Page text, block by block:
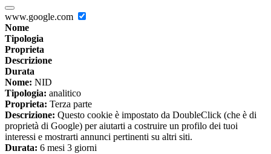
www.google.com
Nome
Tipologia
Proprieta
Descrizione
Durata
Nome: NID
Tipologia: analitico
Proprieta: Terza parte
Descrizione: Questo cookie è impostato da DoubleClick (che è di
proprietà di Google) per aiutarti a costruire un profilo dei tuoi
interessi e mostrarti annunci pertinenti su altri siti.
Durata: 6 mesi 3 giorni